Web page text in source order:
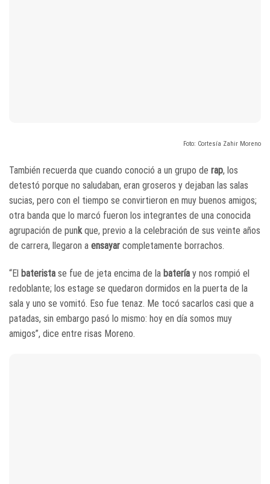
Foto: Cortesía Zahir Moreno
También recuerda que cuando conoció a un grupo de rap, los
detestó porque no saludaban, eran groseros y dejaban las salas
sucias, pero con el tiempo se convirtieron en muy buenos amigos;
otra banda que lo marcó fueron los integrantes de una conocida
agrupación de punkque, previo a la celebración de sus veinte años
de carrera, llegaron a ensayar completamente borrachos.
“El baterista se fue de jeta encima de la batería y nos rompió el
redoblante; los estage se quedaron dormidos en la puerta de la
sala y uno se vomitó. Eso fue tenaz. Me tocó sacarlos casi que a
patadas, sin embargo pasó lo mismo: hoy en día somos muy
amigos”, dice entre risas Moreno.